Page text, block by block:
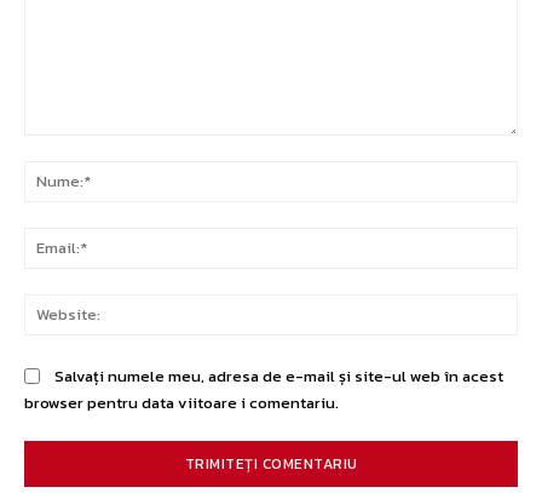
Salvați numele meu, adresa de e-mail și site-ul web în acest
browser pentru data viitoare i comentariu.